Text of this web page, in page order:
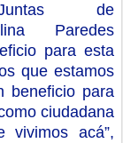
untas de
Paredes
para esta
que estamos
beneficio para
ciudadana
vivimos acá”,